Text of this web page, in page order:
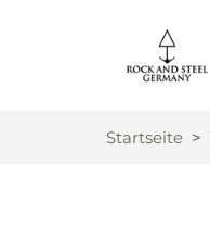
Startseite >